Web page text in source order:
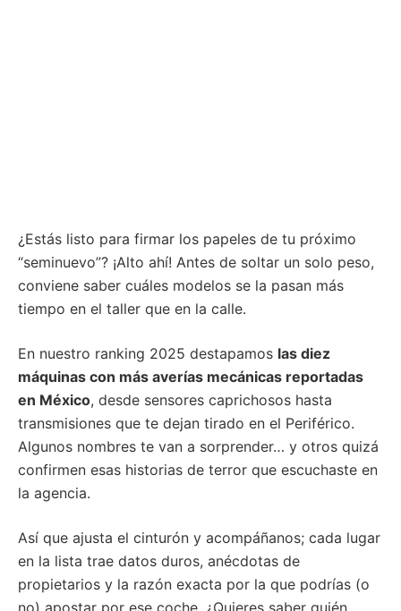
¿Estás listo para firmar los papeles de tu próximo
“seminuevo”? ¡Alto ahí! Antes de soltar un solo peso,
conviene saber cuáles modelos se la pasan más
tiempo en el taller que en la calle.
En nuestro ranking 2025 destapamos las diez
máquinas con más averías mecánicas reportadas
en México, desde sensores caprichosos hasta
transmisiones que te dejan tirado en el Periférico.
Algunos nombres te van a sorprender… y otros quizá
confirmen esas historias de terror que escuchaste en
la agencia.
Así que ajusta el cinturón y acompáñanos; cada lugar
en la lista trae datos duros, anécdotas de
propietarios y la razón exacta por la que podrías (o
no) apostar por ese coche. ¿Quieres saber quién